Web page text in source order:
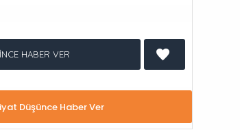
HABER VER
Düşünce Haber Ver